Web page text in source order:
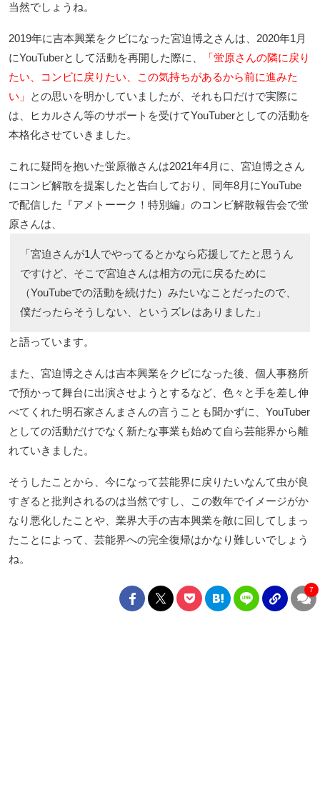
当然でしょうね。
2019年に吉本興業をクビになった宮迫博之さんは、2020年1月
にYouTuberとして活動を再開した際に、
「蛍原さんの隣に戻り
たい、コンビに戻りたい、この気持ちがあるから前に進みた
い」
との思いを明かしていましたが、それも口だけで実際に
は、ヒカルさん等のサポートを受けてYouTuberとしての活動を
本格化させていきました。
これに疑問を抱いた蛍原徹さんは2021年4月に、宮迫博之さん
にコンビ解散を提案したと告白しており、同年8月にYouTube
で配信した『アメトーーク！特別編』のコンビ解散報告会で蛍
原さんは、
「宮迫さんが1人でやってるとかなら応援してたと思うん
ですけど、そこで宮迫さんは相方の元に戻るために
（YouTubeでの活動を続けた）みたいなことだったので、
僕だったらそうしない、というズレはありました」
と語っています。
また、宮迫博之さんは吉本興業をクビになった後、個人事務所
で預かって舞台に出演させようとするなど、色々と手を差し伸
べてくれた明石家さんまさんの言うことも聞かずに、YouTuber
としての活動だけでなく新たな事業も始めて自ら芸能界から離
れていきました。
そうしたことから、今になって芸能界に戻りたいなんて虫が良
すぎると批判されるのは当然ですし、この数年でイメージがか
なり悪化したことや、業界大手の吉本興業を敵に回してしまっ
たことによって、芸能界への完全復帰はかなり難しいでしょう
ね。
7